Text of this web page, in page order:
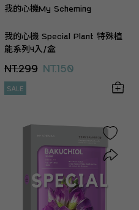
我的心機My Scheming
我的心機 Special Plant 特殊植
能系列4入/盒
NT.299 NT.150
SALE